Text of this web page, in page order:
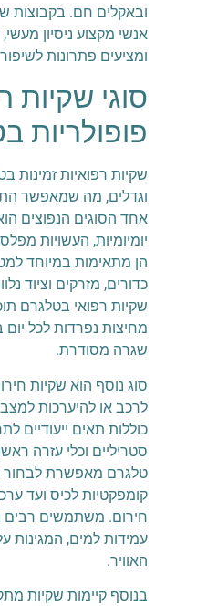
ובאקלים חם. בקבוצות
אנשי מקצוע ניסיון
ומציעים פתרונות
סוגי שקיות
פופולריות
שקיות רפואיות זמינות
וגדלים, מה שמאפשר
אחד הסוגים הנפוצים
יומיומיות, העשויות
הן מתאימות במיוחד
כדורים, מזרקים וציוד
שקיות רפואי בטלגרם
מחיצות נפרדות לכל
שגרה מסודרת.
סוג נוסף הוא שקיות
לרכב או להיערכות
כוללות תאים ייעודיים
סטריליים וכלי עזרה
טלגרם מאפשרת לבחור
קומפקטיות לכיס ועד
חירום. משתמשים רבים
עמידות למים, המגינות
האוויר.
בנוסף קיימות שקיות